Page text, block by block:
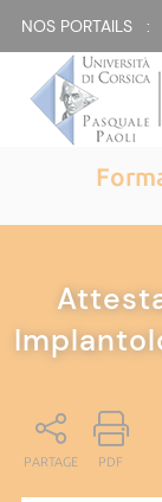
NOS PORTAILS :
PARTAGE PDF